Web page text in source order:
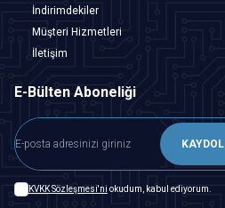
İndirimdekiler
Müşteri Hizmetleri
İletişim
E-Bülten Aboneliği
KAYDOL
KVKK Sözleşmesi'ni okudum, kabul ediyorum.